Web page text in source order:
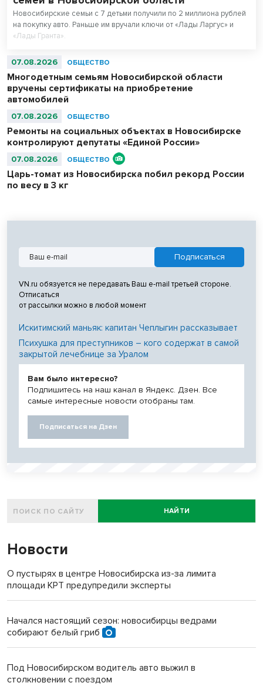
Новосибирские семьи с 7 детьми получили по 2 миллиона рублей
на покупку авто. Раньше им вручали ключи от «Лады Ларгус» и
«Лады Гранта».
07.08.2026 ОБЩЕСТВО
Многодетным семьям Новосибирской области
вручены сертификаты на приобретение
автомобилей
07.08.2026 ОБЩЕСТВО
Ремонты на социальных объектах в Новосибирске
контролируют депутаты «Единой России»
07.08.2026 ОБЩЕСТВО
Царь-томат из Новосибирска побил рекорд России
по весу в 3 кг
VN.ru обязуется не передавать Ваш e-mail третьей стороне.
Отписаться
от рассылки можно в любой момент
Искитимский маньяк: капитан Чеплыгин рассказывает
Психушка для преступников – кого содержат в самой
закрытой лечебнице за Уралом
Вам было интересно?
Подпишитесь на наш канал в Яндекс. Дзен. Все
самые интересные новости отобраны там.
Подписаться на Дзен
НАЙТИ
Новости
О пустырях в центре Новосибирска из-за лимита
площади КРТ предупредили эксперты
Начался настоящий сезон: новосибирцы ведрами
собирают белый гриб
Под Новосибирском водитель авто выжил в
столкновении с поездом